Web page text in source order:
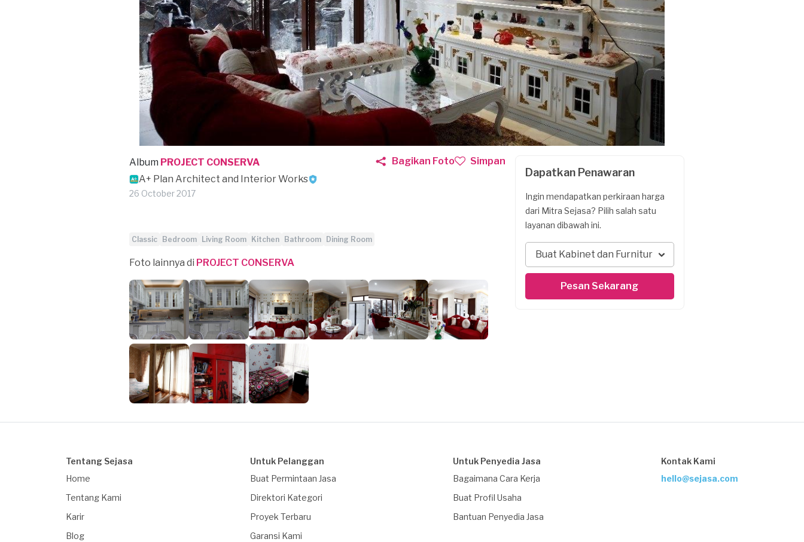
Album PROJECT CONSERVA
A+ Plan Architect and Interior Works
26 October 2017
Bagikan Foto Simpan
Classic Bedroom Living Room Kitchen Bathroom Dining Room
Foto lainnya di PROJECT CONSERVA
Dapatkan Penawaran
Ingin mendapatkan perkiraan harga
dari Mitra Sejasa? Pilih salah satu
layanan dibawah ini.
Buat Kabinet dan Furnitur
Pesan Sekarang
Tentang Sejasa
Home
Tentang Kami
Karir
Blog
Untuk Pelanggan
Buat Permintaan Jasa
Direktori Kategori
Proyek Terbaru
Garansi Kami
Untuk Penyedia Jasa
Bagaimana Cara Kerja
Buat Profil Usaha
Bantuan Penyedia Jasa
Kontak Kami
hello@sejasa.com